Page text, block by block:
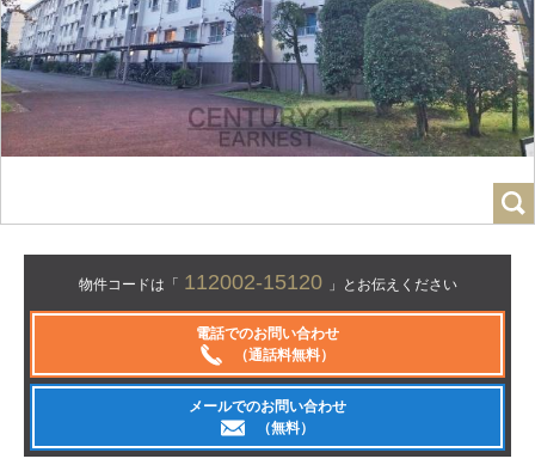
物件コードは「 112002-15120 」とお伝えください
電話でのお問い合わせ
（通話料無料）
メールでのお問い合わせ
（無料）